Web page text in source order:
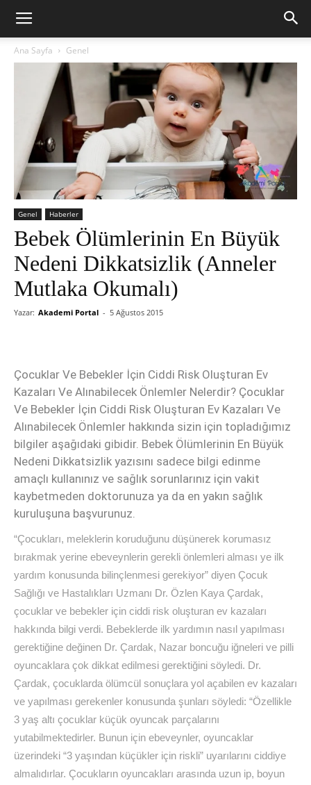
Ana Sayfa Genel
Genel Haberler
Bebek Ölümlerinin En Büyük
Nedeni Dikkatsizlik (Anneler
Mutlaka Okumalı)
Yazar: Akademi Portal - 5 Ağustos 2015
Çocuklar Ve Bebekler İçin Ciddi Risk Oluşturan Ev
Kazaları Ve Alınabilecek Önlemler Nelerdir? Çocuklar
Ve Bebekler İçin Ciddi Risk Oluşturan Ev Kazaları Ve
Alınabilecek Önlemler hakkında sizin için topladığımız
bilgiler aşağıdaki gibidir. Bebek Ölümlerinin En Büyük
Nedeni Dikkatsizlik yazısını sadece bilgi edinme
amaçlı kullanınız ve sağlık sorunlarınız için vakit
kaybetmeden doktorunuza ya da en yakın sağlık
kuruluşuna başvurunuz.
“Çocukları, meleklerin koruduğunu düşünerek korumasız
bırakmak yerine ebeveynlerin gerekli önlemleri alması ye ilk
yardım konusunda bilinçlenmesi gerekiyor” diyen Çocuk
Sağlığı ve Hastalıkları Uzmanı Dr. Özlen Kaya Çardak,
çocuklar ve bebekler için ciddi risk oluşturan ev kazaları
hakkında bilgi verdi. Bebeklerde ilk yardımın nasıl yapılması
gerektiğine değinen Dr. Çardak, Nazar boncuğu iğneleri ve pilli
oyuncaklara çok dikkat edilmesi gerektiğini söyledi. Dr.
Çardak, çocuklarda ölümcül sonuçlara yol açabilen ev kazaları
ve yapılması gerekenler konusunda şunları söyledi: “Özellikle
3 yaş altı çocuklar küçük oyuncak parçalarını
yutabilmektedirler. Bunun için ebeveynler, oyuncaklar
üzerindeki “3 yaşından küçükler için riskli” uyarılarını ciddiye
almalıdırlar. Çocukların oyuncakları arasında uzun ip, boyun